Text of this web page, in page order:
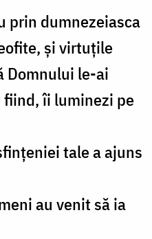
prin dumnezeiasca
și virtuțile
Domnului le-ai
fiind, îi luminezi pe
tale a ajuns
au venit să ia